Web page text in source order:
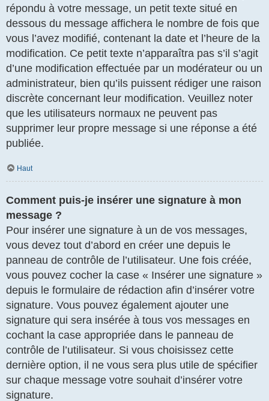
répondu à votre message, un petit texte situé en
dessous du message affichera le nombre de fois que
vous l’avez modifié, contenant la date et l’heure de la
modification. Ce petit texte n’apparaîtra pas s’il s’agit
d’une modification effectuée par un modérateur ou un
administrateur, bien qu’ils puissent rédiger une raison
discrète concernant leur modification. Veuillez noter
que les utilisateurs normaux ne peuvent pas
supprimer leur propre message si une réponse a été
publiée.
Haut
Comment puis-je insérer une signature à mon
message ?
Pour insérer une signature à un de vos messages,
vous devez tout d’abord en créer une depuis le
panneau de contrôle de l’utilisateur. Une fois créée,
vous pouvez cocher la case « Insérer une signature »
depuis le formulaire de rédaction afin d’insérer votre
signature. Vous pouvez également ajouter une
signature qui sera insérée à tous vos messages en
cochant la case appropriée dans le panneau de
contrôle de l’utilisateur. Si vous choisissez cette
dernière option, il ne vous sera plus utile de spécifier
sur chaque message votre souhait d’insérer votre
signature.